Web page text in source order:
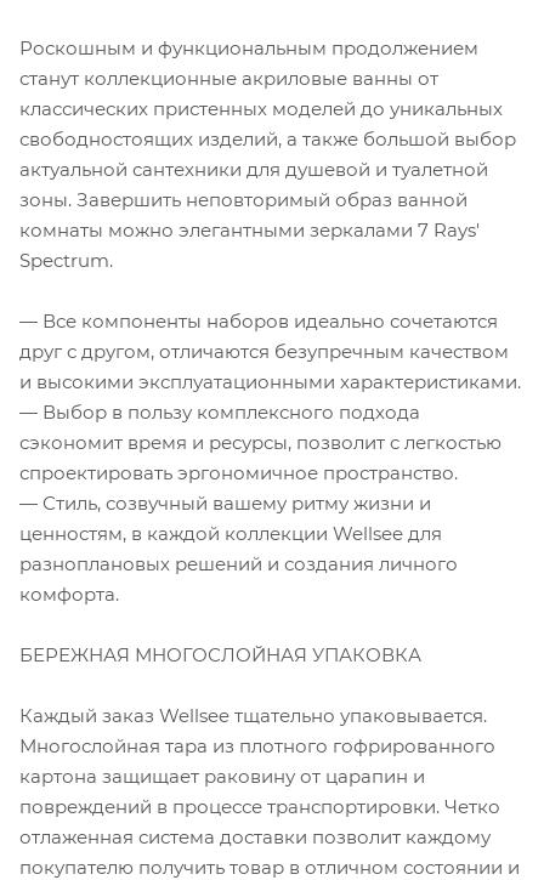
Роскошным и функциональным продолжением
станут коллекционные акриловые ванны от
классических пристенных моделей до уникальных
свободностоящих изделий, а также большой выбор
актуальной сантехники для душевой и туалетной
зоны. Завершить неповторимый образ ванной
комнаты можно элегантными зеркалами 7 Rays'
Spectrum.
— Все компоненты наборов идеально сочетаются
друг с другом, отличаются безупречным качеством
и высокими эксплуатационными характеристиками.
— Выбор в пользу комплексного подхода
сэкономит время и ресурсы, позволит с легкостью
спроектировать эргономичное пространство.
— Стиль, созвучный вашему ритму жизни и
ценностям, в каждой коллекции Wellsee для
разноплановых решений и создания личного
комфорта.
БЕРЕЖНАЯ МНОГОСЛОЙНАЯ УПАКОВКА
Каждый заказ Wellsee тщательно упаковывается.
Многослойная тара из плотного гофрированного
картона защищает раковину от царапин и
повреждений в процессе транспортировки. Четко
отлаженная система доставки позволит каждому
покупателю получить товар в отличном состоянии и